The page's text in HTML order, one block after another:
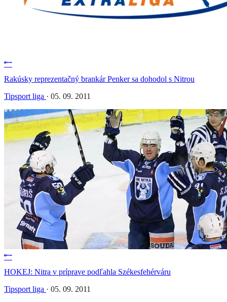
Rakúsky reprezentačný brankár Penker sa dohodol s Nitrou
Tipsport liga · 05. 09. 2011
HOKEJ: Nitra v príprave podľahla Székesfehérváru
Tipsport liga · 05. 09. 2011